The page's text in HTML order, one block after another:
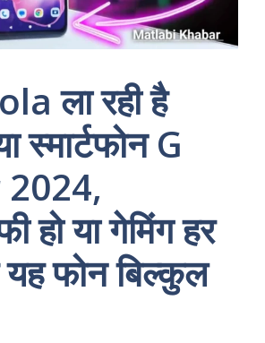
ला रही है
स्मार्टफोन G
हो या गेमिंग हर
फोन बिल्कुल